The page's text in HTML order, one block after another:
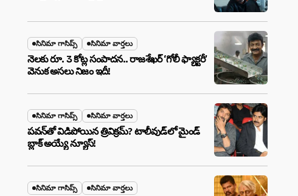
సినిమా గాసిప్స్ సినిమా వార్తలు
నెలకు రూ. 3 కోట్ల సంపాదన.. రాజశేఖర్ ‘గోలీ ఫ్యాక్టరీ’
వెనుక అసలు నిజం ఇదీ!
సినిమా గాసిప్స్ సినిమా వార్తలు
పవన్‌తో విడిపోయిన త్రివిక్రమ్? టాలీవుడ్‌లో మైండ్
బ్లాక్ అయ్యే న్యూస్!
సినిమా గాసిప్స్ సినిమా వార్తలు